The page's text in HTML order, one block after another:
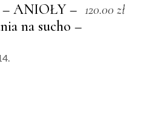
ANIOŁY –
na sucho –
120.00 zł